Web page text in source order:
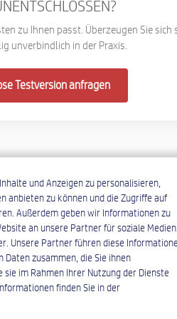
▼
▼
Videos und Fotos
Serverschnittstelle
Dokumentengenerator
(Word, Pdf)
Berichtsgenerator(Word,
PDF)
Bautagebuch
zu Ihnen passt. Überzeugen Sie
unverbindlich in der Praxis.
Testversion anfragen
– und
und Anzeigen zu personalisieren,
anbieten zu können und die Zugriffe auf
Außerdem geben wir Informationen zu
an unsere Partner für soziale
Unsere Partner führen diese
zusammen, die Sie ihnen
im Rahmen Ihrer Nutzung der Dienste
finden Sie in der